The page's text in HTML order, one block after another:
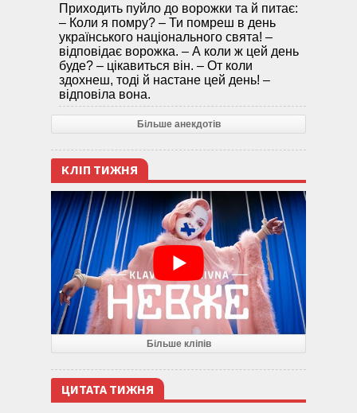
Приходить пуйло до ворожки та й питає:
– Коли я помру? – Ти помреш в день
українського національного свята! –
відповідає ворожка. – А коли ж цей день
буде? – цікавиться він. – От коли
здохнеш, тоді й настане цей день! –
відповіла вона.
Більше анекдотів
КЛІП ТИЖНЯ
Більше кліпів
ЦИТАТА ТИЖНЯ